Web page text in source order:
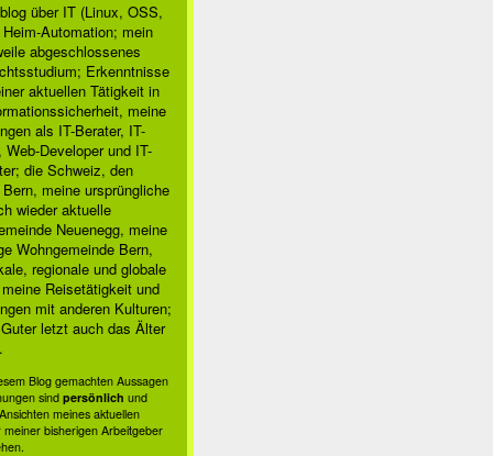
über IT (Linux, OSS,
Automation; mein
abgeschlossenes
Erkenntnisse
aktuellen Tätigkeit in
meine
als IT-Berater, IT-
Web-Developer und IT-
die Schweiz, den
meine ursprüngliche
wieder aktuelle
Neuenegg, meine
Wohngemeinde Bern,
regionale und globale
Reisetätigkeit und
mit anderen Kulturen;
letzt auch das Älter
Blog gemachten Aussagen
sindpersönlich und
meines aktuellen
meiner bisherigen Arbeitgeber